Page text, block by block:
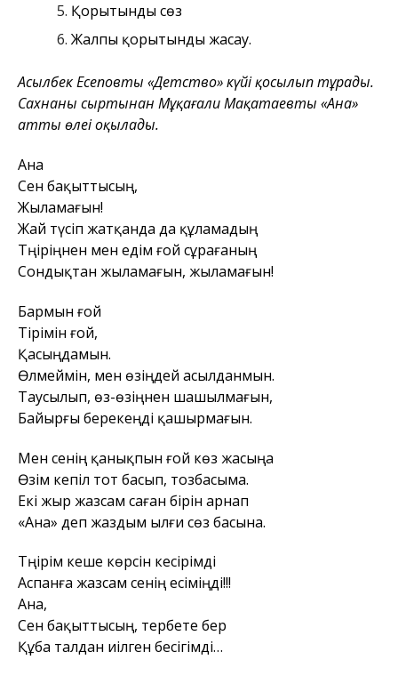
Қорытынды сөз
Жалпы қорытынды жасау.
Асылбек Еңсеповтың «Детство» күйі қосылып тұрады.
Сахнаның сыртынан Мұқағали Мақатаевтың «Ана»
атты өлеңі оқылады.
Ана
Сен бақыттысың,
Жыламағын!
Жай түсіп жатқанда да құламадың
Тәңіріңнен мен едім ғой сұрағаның
Сондықтан жыламағын, жыламағын!
Бармын ғой
Тірімін ғой,
Қасыңдамын.
Өлмеймін, мен өзіңдей асылданмын.
Таусылып, өз-өзіңнен шашылмағын,
Байырғы берекеңді қашырмағын.
Мен сенің қанықпын ғой көз жасыңа
Өзім кепіл тот басып, тозбасыма.
Екі жыр жазсам саған бірін арнап
«Ана» деп жаздым ылғи сөз басына.
Тәңірім кеше көрсін кесірімді
Аспанға жазсам сенің есіміңді!!!
Ана,
Сен бақыттысың, тербете бер
Құба талдан иілген бесігімді…